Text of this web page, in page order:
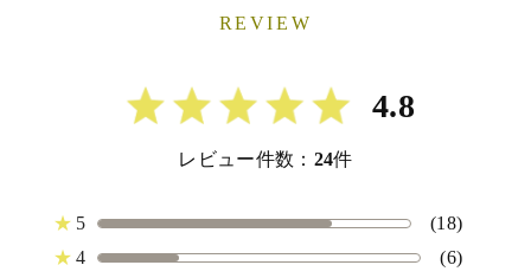
REVIEW
4.8
レビュー件数： 24件
★ 5
(18)
★ 4
(6)